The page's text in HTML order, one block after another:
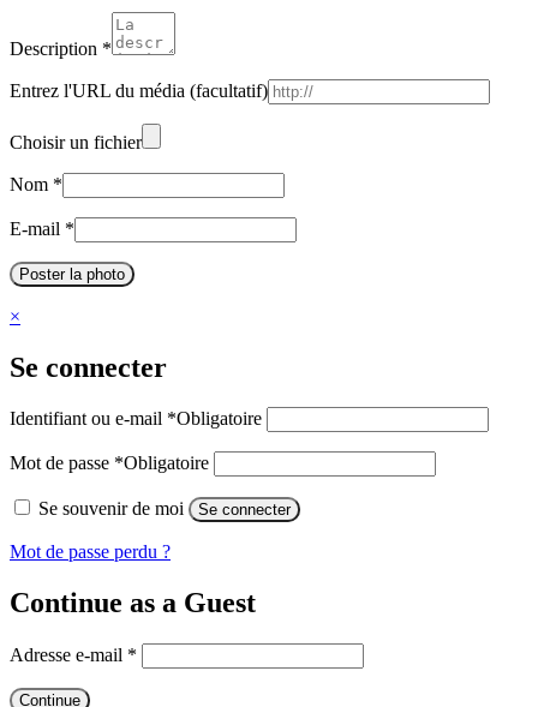
Description *
Entrez l'URL du média (facultatif)
Choisir un fichier
Nom *
E-mail *
Poster la photo
×
Se connecter
Identifiant ou e-mail *Obligatoire
Mot de passe *Obligatoire
Se souvenir de moi Se connecter
Mot de passe perdu ?
Continue as a Guest
Adresse e-mail *